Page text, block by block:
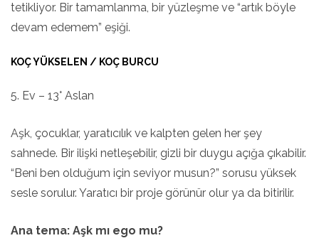
tetikliyor. Bir tamamlanma, bir yüzleşme ve “artık böyle
devam edemem” eşiği.
KOÇ YÜKSELEN / KOÇ BURCU
5. Ev – 13° Aslan
Aşk, çocuklar, yaratıcılık ve kalpten gelen her şey
sahnede. Bir ilişki netleşebilir, gizli bir duygu açığa çıkabilir.
“Beni ben olduğum için seviyor musun?” sorusu yüksek
sesle sorulur. Yaratıcı bir proje görünür olur ya da bitirilir.
Ana tema: Aşk mı ego mu?